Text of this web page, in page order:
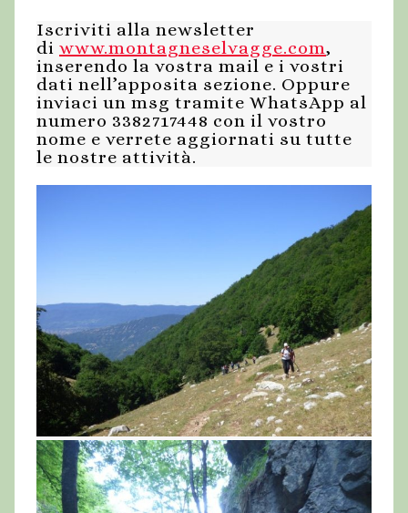
Iscriviti alla newsletter
di www.montagneselvagge.com,
inserendo la vostra mail e i vostri
dati nell’apposita sezione. Oppure
inviaci un msg tramite WhatsApp al
numero 3382717448 con il vostro
nome e verrete aggiornati su tutte
le nostre attività.